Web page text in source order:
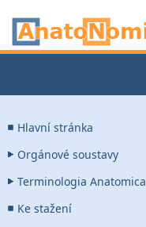
Hlavní stránka
Orgánové soustavy
Terminologia Anatomica
Ke stažení